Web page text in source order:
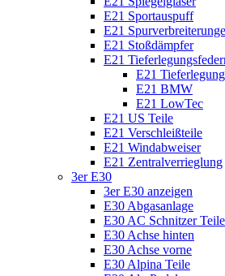
E21 Sportauspuff
E21
E21 Stoßdämpfer
E21
E21
E21 BMW
E21 LowTec
E21 US Teile
E21 Verschleißteile
E21 Windabweiser
E21 Zentralverrieglung
3er E30
3er E30 anzeigen
E30 Abgasanlage
E30 AC Schnitzer Teile
E30 Achse hinten
E30 Achse vorne
E30 Alpina Teile